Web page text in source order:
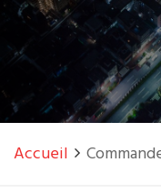
Accueil